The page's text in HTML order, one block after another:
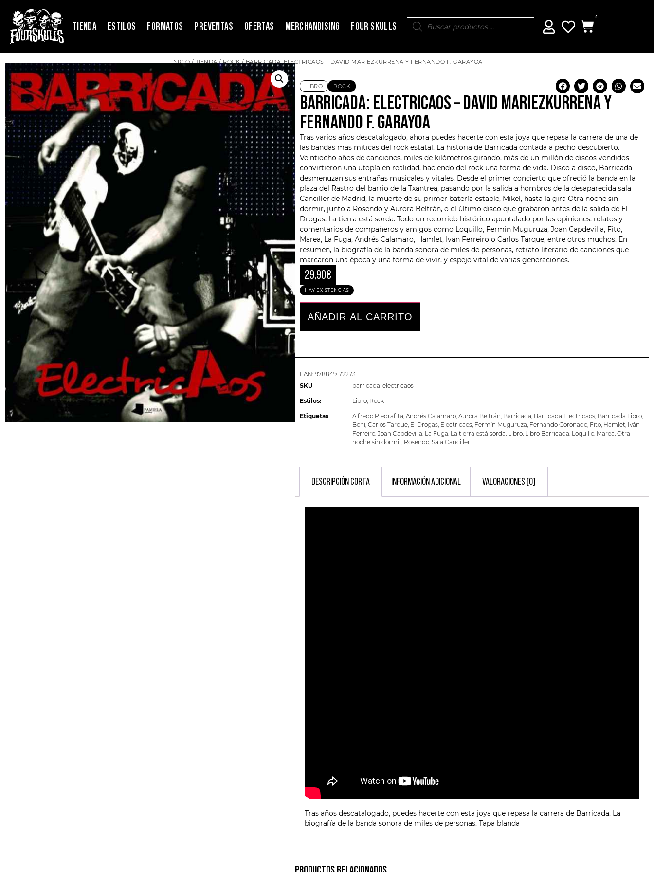
TIENDA ESTILOS FORMATOS PREVENTAS OFERTAS MERCHANDISING FOUR SKULLS
0
INICIO/TIENDA/ROCK/ BARRICADA: ELECTRICAOS – DAVID MARIEZKURRENA Y FERNANDO F. GARAYOA
LIBRO ROCK
BARRICADA: ELECTRICAOS – DAVID MARIEZKURRENA Y
FERNANDO F. GARAYOA
Tras varios años descatalogado, ahora puedes hacerte con esta joya que repasa la carrera de una de
las bandas más míticas del rock estatal. La historia de Barricada contada a pecho descubierto.
Veintiocho años de canciones, miles de kilómetros girando, más de un millón de discos vendidos
convirtieron una utopía en realidad, haciendo del rock una forma de vida. Disco a disco, Barricada
desmenuzan sus entrañas musicales y vitales. Desde el primer concierto que ofreció la banda en la
plaza del Rastro del barrio de la Txantrea, pasando por la salida a hombros de la desaparecida sala
Canciller de Madrid, la muerte de su primer batería estable, Mikel, hasta la gira Otra noche sin
dormir, junto a Rosendo y Aurora Beltrán, o el último disco que grabaron antes de la salida de El
Drogas, La tierra está sorda. Todo un recorrido histórico apuntalado por las opiniones, relatos y
comentarios de compañeros y amigos como Loquillo, Fermin Muguruza, Joan Capdevilla, Fito,
Marea, La Fuga, Andrés Calamaro, Hamlet, Iván Ferreiro o Carlos Tarque, entre otros muchos. En
resumen, la biografía de la banda sonora de miles de personas, retrato literario de canciones que
marcaron una época y una forma de vivir, y espejo vital de varias generaciones.
29,90€
HAY EXISTENCIAS
AÑADIR AL CARRITO
EAN: 9788491722731
SKU
barricada-electricaos
Estilos: Libro, Rock
Etiquetas Alfredo Piedrafita, Andrés Calamaro, Aurora Beltrán, Barricada, Barricada Electricaos, Barricada Libro,
Boni, Carlos Tarque, El Drogas, Electricaos, Fermín Muguruza, Fernando Coronado, Fito, Hamlet, Iván
Ferreiro, Joan Capdevilla, La Fuga, La tierra está sorda, Libro, Libro Barricada, Loquillo, Marea, Otra
noche sin dormir, Rosendo, Sala Canciller
DESCRIPCIÓN CORTA INFORMACIÓN ADICIONAL VALORACIONES (0)
Tras años descatalogado, puedes hacerte con esta joya que repasa la carrera de Barricada. La
biografía de la banda sonora de miles de personas. Tapa blanda